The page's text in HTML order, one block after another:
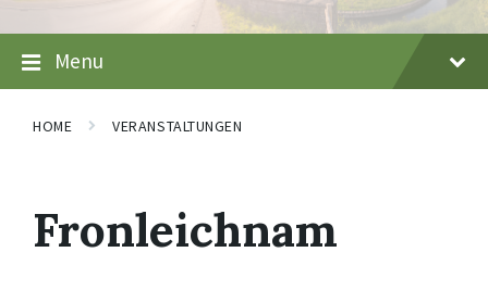
Menu
HOME VERANSTALTUNGEN
Fronleichnam